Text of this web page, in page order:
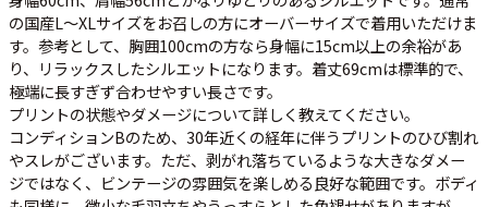
の国産L～XLサイズをお召しの方にオーバーサイズで着用いただけま
す。参考として、胸囲100cmの方なら身幅に15cm以上の余裕があ
り、リラックスしたシルエットになります。着丈69cmは標準的で、
極端に長すぎず合わせやすい長さです。
プリントの状態やダメージについて詳しく教えてください。
コンディションBのため、30年近くの経年に伴うプリントのひび割れ
やスレがございます。ただ、剥がれ落ちているような大きなダメー
ジではなく、ビンテージの雰囲気を楽しめる良好な範囲です。ボディ